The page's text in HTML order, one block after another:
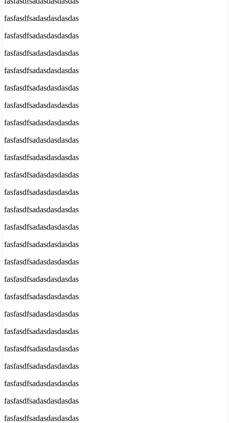
fasfasdfsadasdasdasdas
fasfasdfsadasdasdasdas
fasfasdfsadasdasdasdas
fasfasdfsadasdasdasdas
fasfasdfsadasdasdasdas
fasfasdfsadasdasdasdas
fasfasdfsadasdasdasdas
fasfasdfsadasdasdasdas
fasfasdfsadasdasdasdas
fasfasdfsadasdasdasdas
fasfasdfsadasdasdasdas
fasfasdfsadasdasdasdas
fasfasdfsadasdasdasdas
fasfasdfsadasdasdasdas
fasfasdfsadasdasdasdas
fasfasdfsadasdasdasdas
fasfasdfsadasdasdasdas
fasfasdfsadasdasdasdas
fasfasdfsadasdasdasdas
fasfasdfsadasdasdasdas
fasfasdfsadasdasdasdas
fasfasdfsadasdasdasdas
fasfasdfsadasdasdasdas
fasfasdfsadasdasdasdas